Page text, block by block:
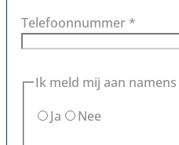
Telefoonnummer *
Ik meld mij aan
Ja
Nee